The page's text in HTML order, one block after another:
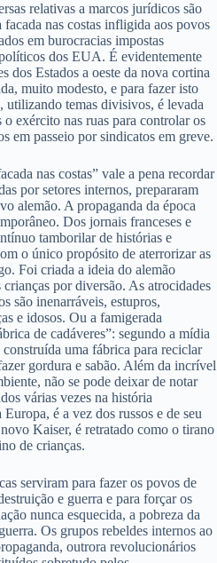
relativas a marcos jurídicos são
nas costas infligida aos povos
em burocracias impostas
dos EUA. É evidentemente
dos Estados a oeste da nova cortina
muito modesto, e para fazer isto
temas divisivos, é levada
exército nas ruas para controlar os
em passeio por sindicatos em greve.
nas costas” vale a pena recordar
por setores internos, prepararam
alemão. A propaganda da época
Dos jornais franceses e
tamborilar de histórias e
o único propósito de aterrorizar as
Foi criada a ideia do alemão
por diversão. As atrocidades
são inenarráveis, estupros,
e idosos. Ou a famigerada
de cadáveres”: segundo a mídia
uma fábrica para reciclar
gordura e sabão. Além da incrível
não se pode deixar de notar
várias vezes na história
é a vez dos russos e de seu
Kaiser, é retratado como o tirano
de crianças.
serviram para fazer os povos de
e guerra e para forçar os
nunca esquecida, a pobreza da
Os grupos rebeldes internos ao
outrora revolucionários